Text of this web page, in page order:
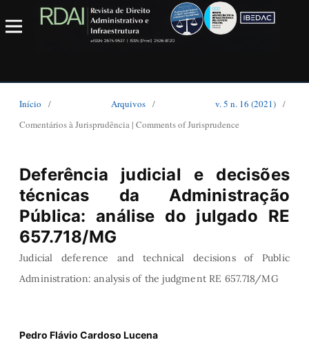
Início / Arquivos / v. 5 n. 16 (2021) /
Comentários à Jurisprudência | Comments of Jurisprudence
Deferência judicial e decisões
técnicas da Administração
Pública: análise do julgado RE
657.718/MG
Judicial deference and technical decisions of Public
Administration: analysis of the judgment RE 657.718/MG
Pedro Flávio Cardoso Lucena